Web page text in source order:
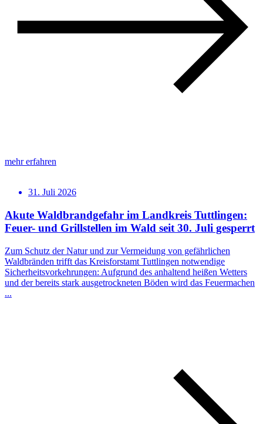
mehr erfahren
31. Juli 2026
Akute Waldbrandgefahr im Landkreis Tuttlingen:
Feuer- und Grillstellen im Wald seit 30. Juli gesperrt
Zum Schutz der Natur und zur Vermeidung von gefährlichen
Waldbränden trifft das Kreisforstamt Tuttlingen notwendige
Sicherheitsvorkehrungen: Aufgrund des anhaltend heißen Wetters
und der bereits stark ausgetrockneten Böden wird das Feuermachen
...